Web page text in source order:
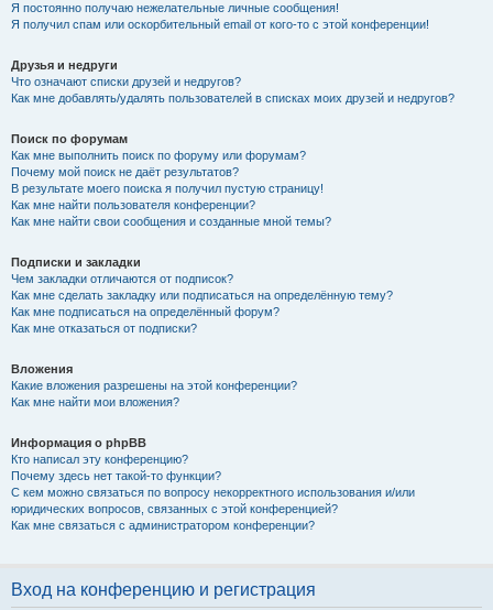
Я постоянно получаю нежелательные личные сообщения!
Я получил спам или оскорбительный email от кого-то с этой конференции!
Друзья и недруги
Что означают списки друзей и недругов?
Как мне добавлять/удалять пользователей в списках моих друзей и недругов?
Поиск по форумам
Как мне выполнить поиск по форуму или форумам?
Почему мой поиск не даёт результатов?
В результате моего поиска я получил пустую страницу!
Как мне найти пользователя конференции?
Как мне найти свои сообщения и созданные мной темы?
Подписки и закладки
Чем закладки отличаются от подписок?
Как мне сделать закладку или подписаться на определённую тему?
Как мне подписаться на определённый форум?
Как мне отказаться от подписки?
Вложения
Какие вложения разрешены на этой конференции?
Как мне найти мои вложения?
Информация о phpBB
Кто написал эту конференцию?
Почему здесь нет такой-то функции?
С кем можно связаться по вопросу некорректного использования и/или
юридических вопросов, связанных с этой конференцией?
Как мне связаться с администратором конференции?
Вход на конференцию и регистрация